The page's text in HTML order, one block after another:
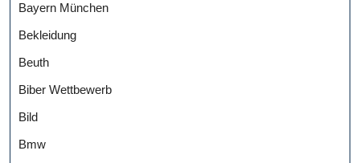
Bayern München
Bekleidung
Beuth
Biber Wettbewerb
Bild
Bmw